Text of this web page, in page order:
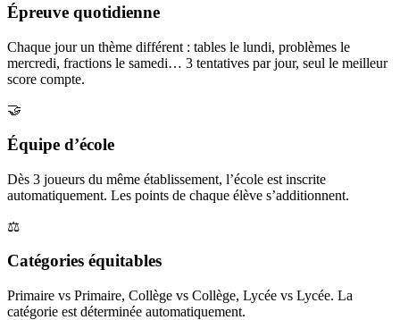
Épreuve quotidienne
Chaque jour un thème différent : tables le lundi, problèmes le
mercredi, fractions le samedi… 3 tentatives par jour, seul le meilleur
score compte.
🤝
Équipe d’école
Dès 3 joueurs du même établissement, l’école est inscrite
automatiquement. Les points de chaque élève s’additionnent.
⚖️
Catégories équitables
Primaire vs Primaire, Collège vs Collège, Lycée vs Lycée. La
catégorie est déterminée automatiquement.